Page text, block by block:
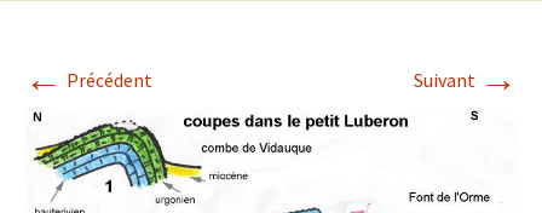
← Précédent Suivant →